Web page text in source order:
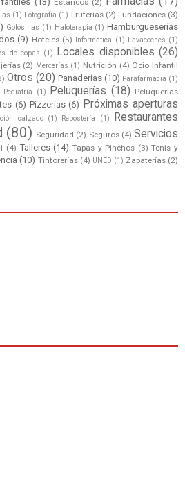
Estancos (2)
(1) Fotografía (1) Fruterías (2) Fundaciones (3)
Golosinas (1) Haloterapia (1) Hamburgueserías
(9) Hoteles (5) Informática (1) Lavacoches (1)
de copas (1) Locales disponibles (26)
(2) Mercerías (1) Nutrición (4) Ocio Infantil
Otros (20) Panaderías (10) Parafarmacia (1)
Pediatría (1) Peluquerías (18) Peluquerías
(6) Pizzerías (6) Próximas aperturas
calzado (1) Repostería (1)
Restaurantes
(80) Seguridad (2) Seguros (4) Servicios
(4) Talleres (14) Tapas y Pinchos (3) Tenis y
(10) Tintorerías (4) UNED (1) Zapaterías (2)